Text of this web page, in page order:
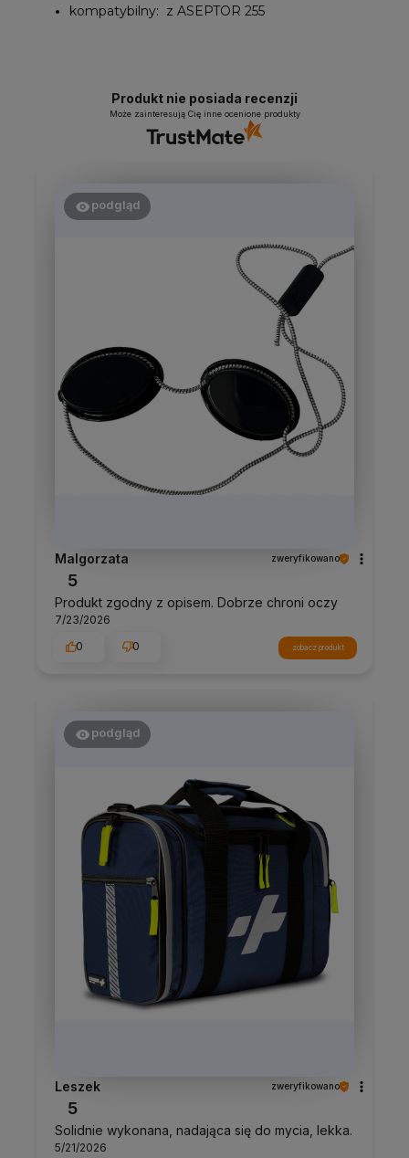
kompatybilny: z ASEPTOR 255
Produkt nie posiada recenzji
Może zainteresują Cię inne ocenione produkty
podgląd
Malgorzata zweryfikowano
5
Produkt zgodny z opisem. Dobrze chroni oczy
7/23/2026
0
0 zobacz produkt
podgląd
Leszek zweryfikowano
5
Solidnie wykonana, nadająca się do mycia, lekka.
5/21/2026